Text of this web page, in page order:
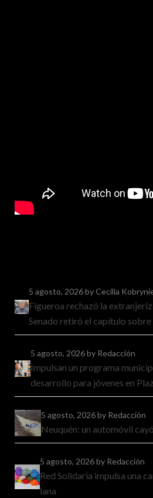
5 agosto, 2026by Cecilia
Figueroa rechazó la
Senado retiró el capítulo
5 agosto, 2026by Redacción
Impulsan un programa
desarrollo para jóvenes en
5 agosto, 2026by Redacción
Neuquén: un automóvil
5 agosto, 2026by Redacción
Red Solidaria impulsa una
lana